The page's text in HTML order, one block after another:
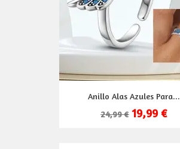
Anillo Alas Azules Para...
24,99 € 19,99 €